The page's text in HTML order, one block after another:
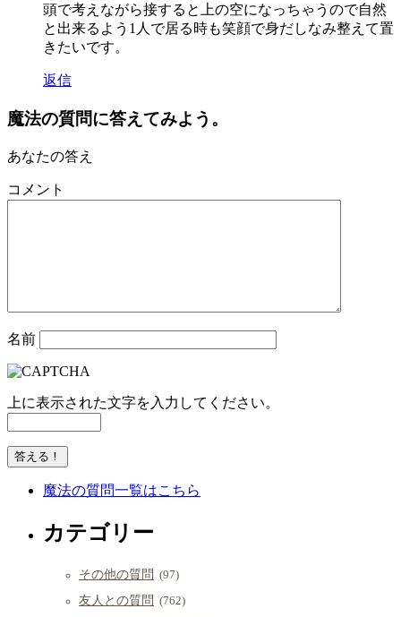
頭で考えながら接すると上の空になっちゃうので自然
と出来るよう1人で居る時も笑顔で身だしなみ整えて置
きたいです。
返信
魔法の質問に答えてみよう。
あなたの答え
コメント
名前
上に表示された文字を入力してください。
魔法の質問一覧はこちら
カテゴリー
その他の質問 (97)
友人との質問 (762)